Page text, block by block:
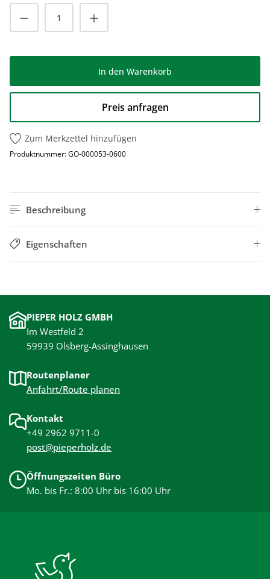
Produkt Anzahl: Gib den gewünschten
In den Warenkorb
Preis anfragen
Zum Merkzettel hinzufügen
Produktnummer:GO-000053-0600
Beschreibung
Eigenschaften
PIEPER HOLZ GMBH
Im Westfeld 2
59939 Olsberg-Assinghausen
Routenplaner
Anfahrt/Route planen
Kontakt
+49 2962 9711-0
post@pieperholz.de
Öffnungszeiten Büro
Mo. bis Fr.: 8:00 Uhr bis 16:00 Uhr